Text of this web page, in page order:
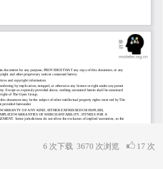
6 次下载 3670 次浏览 17 次